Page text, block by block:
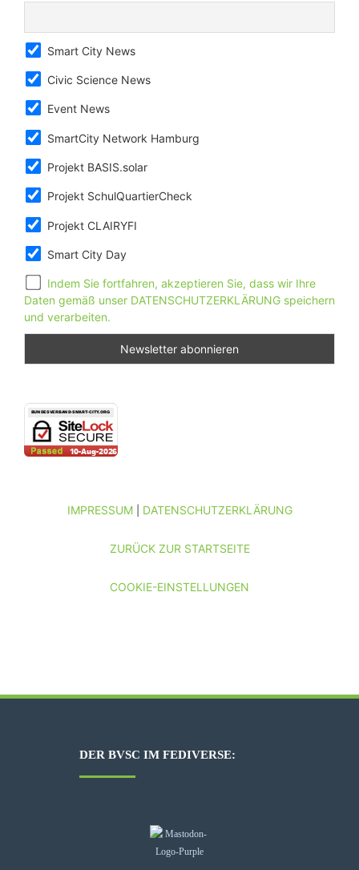
Smart City News
Civic Science News
Event News
SmartCity Network Hamburg
Projekt BASIS.solar
Projekt SchulQuartierCheck
Projekt CLAIRYFI
Smart City Day
Indem Sie fortfahren, akzeptieren Sie, dass wir Ihre
Daten gemäß unser DATENSCHUTZERKLÄRUNG speichern
und verarbeiten.
IMPRESSUM| DATENSCHUTZERKLÄRUNG
ZURÜCK ZUR STARTSEITE
COOKIE-EINSTELLUNGEN
DER BVSC IM FEDIVERSE: